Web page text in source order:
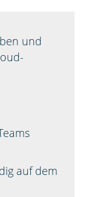
und
auf dem